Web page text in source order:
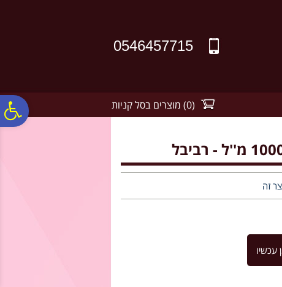
0546457715
(
0
) מוצרים בסל קניות
זה
עכשיו